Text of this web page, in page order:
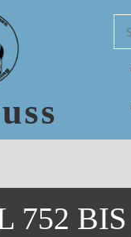
752